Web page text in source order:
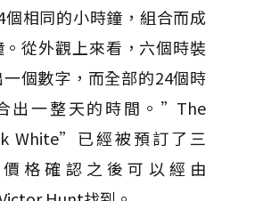
個相同的小時鐘，組合而成
從外觀上來看，六個時裝
個數字，而全部的24個時
出一整天的時間。”The
White”已經被預訂了三
格確認之後可以經由